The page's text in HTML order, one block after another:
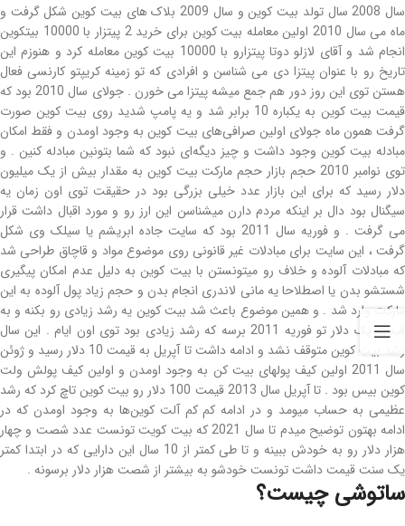
سال 2008 سال تولد بیت کوین و سال 2009 بلاک های بیت کوین شکل گرفت و
ماه می سال 2010 اولین معامله بیت کوین برای خرید 2 پیتزار با 10000 بیتکوین
انجام شد و آقای لازلو دوتا پیتزارو با 10000 بیت کوین معامله کرد و هنوزم این
تاریخ رو با عنوان پیتزا دی می شناسن و افرادی که تو زمینه کریپتو کارنسی فعال
هستن توی این روز دور هم جمع میشه پیتزا می خورن . جولای سال 2010 بود که
قیمت بیت کوین به یکباره 10 برابر شد و یه پامپ شدید روی بیت کوین صورت
گرفت همون ماه جولای اولین صرافی‌های بیت کوین به وجود اومدن و فقط امکان
مبادله بیت کوین وجود داشت و چیز دیگه‌ای نبود که شما بتونین مبادله کنین . و
توی نوامبر 2010 حجم بازار حجم مارکت بیت کوین به مقدار بیش از یک میلیون
دلار رسید که برای این بازار عدد خیلی بزرگی بود در حقیقت توی اون زمان یه
سیگنال بود دال بر اینکه مردم دارن میشناسن این ارز رو و مورد اقبال داشت قرار
می گرفت . و فوریه سال 2011 بود که سایت جاده ابریشم یا سیلک وی شکل
گرفت ، این سایت برای مبادلات غیر قانونی روی موضوع مواد و قاچاق طراحی شد
که مبادلات آلوده و خلاف رو میتونستن با بیت کوین به دلیل عدم امکان پیگیری
شستشو بدن یا اصطلاحا یه مانی لاندری انجام بدن و حجم زیاد پول آلوده به این
مارکت وارد شد . و همین موضوع باعث شد بیت کوین یه رشد زیادی رو بکنه و به
قیمت یک دلار تو فوریه 2011 برسه که رشد زیادی بود توی اون ایام . این سال
رشد بیت کوین متوقف نشد و ادامه داشت تا آپریل به قیمت 10 دلار رسید و ژوئن
سال 2011 اولین کیف پولهای بیت کن به وجود اومدن و اولین کیف پولش ولت
کوین بیس بود . تا آپریل سال 2013 قیمت 100 دلار رو بیت کوین تاچ کرد که رشد
عظیمی به حساب میومد و در ادامه کم کم آلت کوین‌ها به وجود اومدن که در
ادامه بهتون توضیح میدم تا سال 2021 که بیت کویت تونست عدد شصت و چهار
هزار دلار رو به خودش ببینه و تا طی کمتر از 10 سال این دارایی که در ابتدا کمتر
یک سنت قیمت داشت تونست خودشو به بیشتر از شصت هزار دلار برسونه .
ساتوشی چیست؟